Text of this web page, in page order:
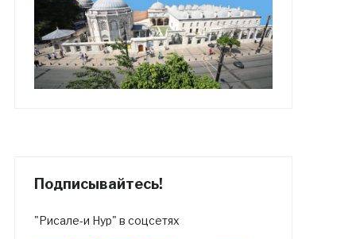
Подписывайтесь!
"Рисале-и Нур" в соцсетях